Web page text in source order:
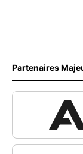
Partenaires